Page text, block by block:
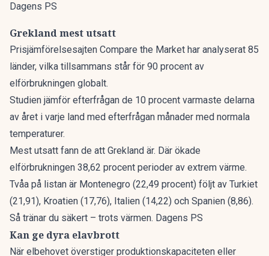
Dagens PS
Grekland mest utsatt
Prisjämförelsesajten Compare the Market har analyserat 85
länder, vilka tillsammans står för 90 procent av
elförbrukningen globalt.
Studien jämför efterfrågan de 10 procent varmaste delarna
av året i varje land med efterfrågan månader med normala
temperaturer.
Mest utsatt fann de att Grekland är. Där ökade
elförbrukningen 38,62 procent perioder av extrem värme.
Tvåa på listan är Montenegro (22,49 procent) följt av Turkiet
(21,91), Kroatien (17,76), Italien (14,22) och Spanien (8,86).
Så tränar du säkert – trots värmen. Dagens PS
Kan ge dyra elavbrott
När elbehovet överstiger produktionskapaciteten eller